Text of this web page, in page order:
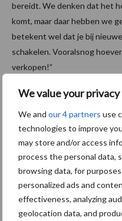
We value your privacy
We and our 4 partners use
technologies to improve
may store and/or access
process the personal data,
browsing data, for
personalized ads and
effectiveness, analyzing
geolocation data, and
bereidt. We denken dat het
komt, maar daar hebben we
betekent wel dat je bij
schakelen. Vooralsnog
verkopen!”
Hogere
Uit de beknopte belronde
dat hogere jeugdlonen effect
schoonmaak (veel) meer kan
in bijvoorbeeld de horeca en
branche om dit breed uit te
we dat iemand die ooit in de
geneigd is om ooit weer